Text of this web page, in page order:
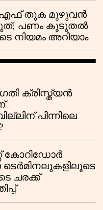
എഫ് തുക മുഴുവൻ
പണം കൂടുതൽ
നിയമം അറിയാം
ക്രിസ്ത്യൻ
പിന്നിലെ
കോറിഡോർ
ചരക്ക്